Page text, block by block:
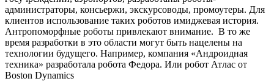
администраторы, консьержи, экскурсоводы, промоутеры. Для
клиентов использование таких роботов имиджевая история.
Антропоморфные роботы привлекают внимание. В то же
время разработки в это области могут быть нацелены на
технологии будущего. Например, компания «Андроидная
техника» разработала робота Федора. Или робот Атлас от
Boston Dynamics